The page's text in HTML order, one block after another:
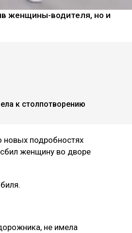
женщины-водителя, но и
к столпотворению
новых подробностях
женщину во дворе
не имела